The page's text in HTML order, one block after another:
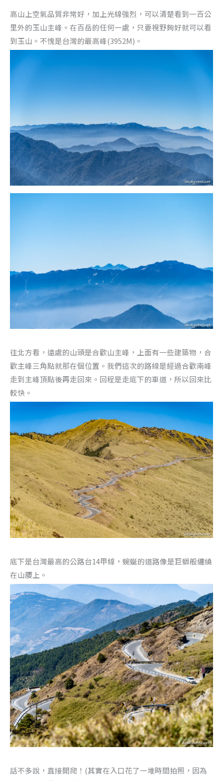
高山上空氣品質非常好，加上光線強烈，可以清楚看到一百公
里外的玉山主峰。在百岳的任何一處，只要視野夠好就可以看
到玉山。不愧是台灣的最高峰(3952M)。
往北方看，遠處的山頭是合歡山主峰，上面有一些建築物，合
歡主峰三角點就那在個位置。我們這次的路線是經過合歡南峰
走到主峰頂點後再走回來。回程是走底下的車道，所以回來比
較快。
底下是台灣最高的公路台14甲線，蜿蜒的道路像是巨蟒般纏繞
在山腰上。
話不多說，直接開爬！(其實在入口花了一堆時間拍照，因為